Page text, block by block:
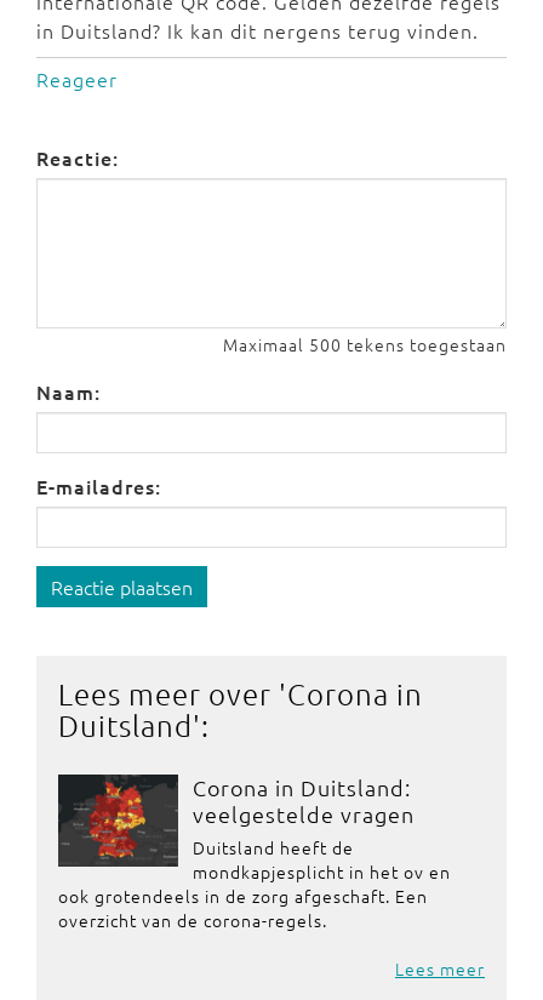
in Duitsland? Ik kan dit nergens terug vinden.
Reageer
Reactie:
Maximaal 500 tekens toegestaan
Naam:
E-mailadres:
Reactie plaatsen
Lees meer over 'Corona in
Duitsland':
Corona in Duitsland:
veelgestelde vragen
Duitsland heeft de
mondkapjesplicht in het ov en
ook grotendeels in de zorg afgeschaft. Een
overzicht van de corona-regels.
Lees meer